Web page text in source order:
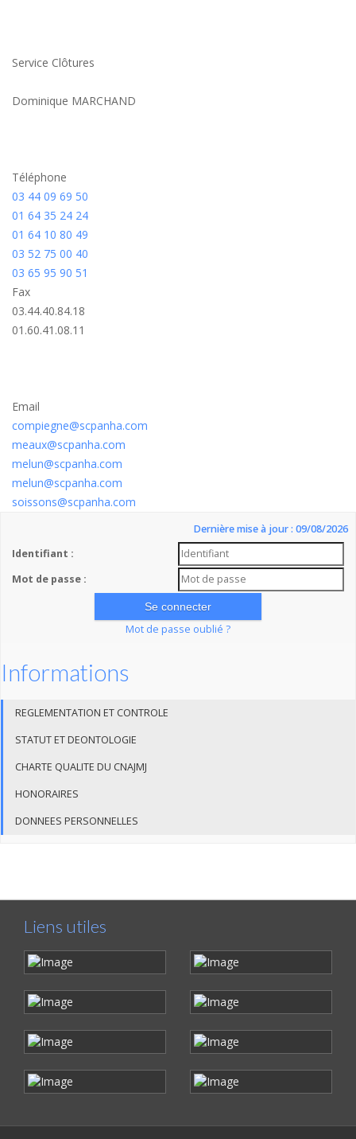
Service Clôtures
Dominique MARCHAND
Téléphone
03 44 09 69 50
01 64 35 24 24
01 64 10 80 49
03 52 75 00 40
03 65 95 90 51
Fax
03.44.40.84.18
01.60.41.08.11
Email
compiegne@scpanha.com
meaux@scpanha.com
melun@scpanha.com
melun@scpanha.com
soissons@scpanha.com
Dernière mise à jour : 09/08/2026
Identifiant :
Mot de passe :
Mot de passe oublié ?
Informations
REGLEMENTATION ET CONTROLE
STATUT ET DEONTOLOGIE
CHARTE QUALITE DU CNAJMJ
HONORAIRES
DONNEES PERSONNELLES
Liens utiles